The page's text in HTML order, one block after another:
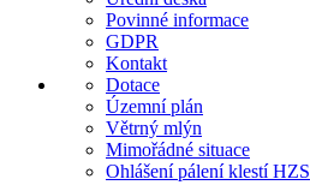
Povinné informace
GDPR
Kontakt
Dotace
Územní plán
Větrný mlýn
Mimořádné situace
Ohlášení pálení klestí HZS